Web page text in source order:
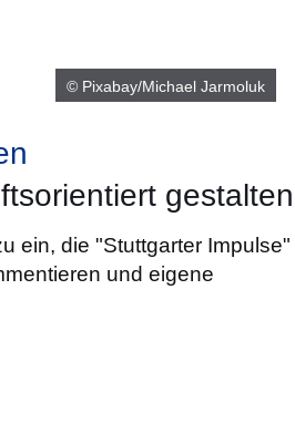
© Pixabay/Michael Jarmoluk
gestalten
ein, die "Stuttgarter Impulse"
und eigene